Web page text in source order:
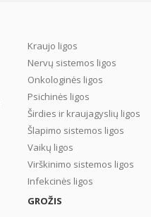
Kraujo ligos
Nervų sistemos ligos
Onkologinės ligos
Psichinės ligos
Širdies ir kraujagyslių ligos
Šlapimo sistemos ligos
Vaikų ligos
Virškinimo sistemos ligos
Infekcinės ligos
GROŽIS